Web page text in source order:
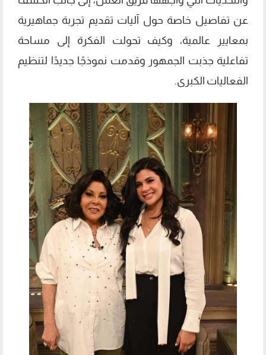
عن تفاصيل خاصة حول آليات تقديم تجربة جماهيرية
بمعايير عالمية، وكيف تحولت الفكرة إلى مساحة
تفاعلية جذبت الجمهور وقدمت نموذجًا جديدًا لتنظيم
الفعاليات الكبرى.